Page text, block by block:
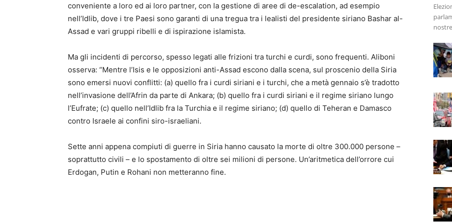
conveniente a loro ed ai loro partner, con la gestione di aree di de-escalation, ad esempio
nell’Idlib, dove i tre Paesi sono garanti di una tregua tra i lealisti del presidente siriano Bashar al-
Assad e vari gruppi ribelli e di ispirazione islamista.
Ma gli incidenti di percorso, spesso legati alle frizioni tra turchi e curdi, sono frequenti. Aliboni
osserva: “Mentre l’Isis e le opposizioni anti-Assad escono dalla scena, sul proscenio della Siria
sono emersi nuovi conflitti: (a) quello fra i curdi siriani e i turchi, che a metà gennaio s’è tradotto
nell’invasione dell’Afrin da parte di Ankara; (b) quello fra i curdi siriani e il regime siriano lungo
l’Eufrate; (c) quello nell’Idlib fra la Turchia e il regime siriano; (d) quello di Teheran e Damasco
contro Israele ai confini siro-israeliani.
Sette anni appena compiuti di guerre in Siria hanno causato la morte di oltre 300.000 persone –
soprattutto civili – e lo spostamento di oltre sei milioni di persone. Un’aritmetica dell’orrore cui
Erdogan, Putin e Rohani non metteranno fine.